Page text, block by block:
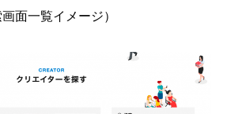
面一覧イメージ）